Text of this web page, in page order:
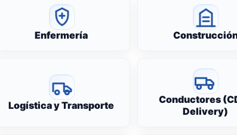
Enfermería
Logística y Transporte
Conductores
Delivery)